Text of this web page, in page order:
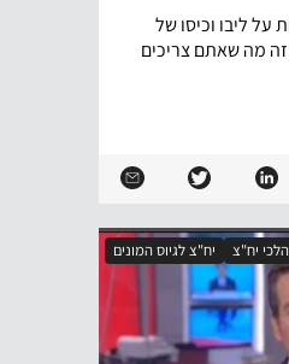
ליבו וכיסו של
זה מה שאתם צריכים
יח"צ יח"צ לגיוס המונים